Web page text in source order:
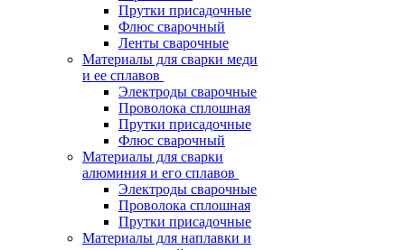
Прутки присадочные
Флюс сварочный
Ленты сварочные
Материалы для сварки меди
и ее сплавов
Электроды сварочные
Проволока сплошная
Прутки присадочные
Флюс сварочный
Материалы для сварки
алюминия и его сплавов
Электроды сварочные
Проволока сплошная
Прутки присадочные
Материалы для наплавки и